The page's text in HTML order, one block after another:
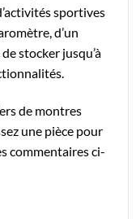
sportives
d’un
stocker jusqu’à
de montres
une pièce pour
commentaires ci-